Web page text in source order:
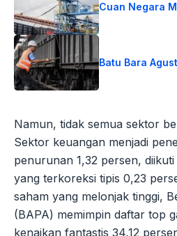
Cuan Negara
Batu Bara
Namun, tidak semua sektor
Sektor keuangan menjadi
penurunan 1,32 persen,
yang terkoreksi tipis 0,23
saham yang melonjak tinggi,
(BAPA) memimpin daftar top
kenaikan fantastis 34,12